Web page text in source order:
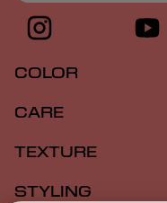
COLOR
CARE
TEXTURE
STYLING